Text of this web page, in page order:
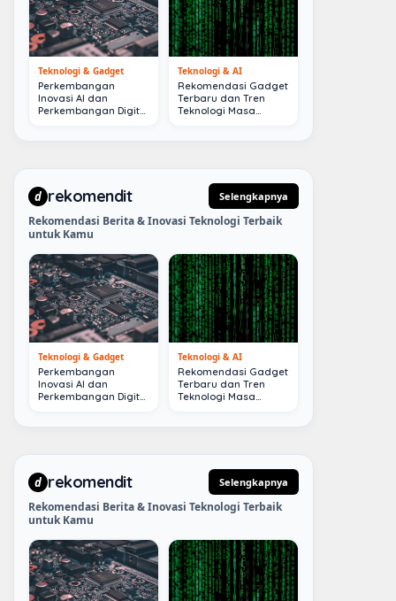
Teknologi & Gadget
Perkembangan
Inovasi AI dan
Perkembangan Digital
Teknologi & AI
Rekomendasi Gadget
Terbaru dan Tren
Teknologi Masa
d rekomendit Selengkapnya
Rekomendasi Berita & Inovasi Teknologi Terbaik
untuk Kamu
Teknologi & Gadget
Perkembangan
Inovasi AI dan
Perkembangan Digital
Teknologi & AI
Rekomendasi Gadget
Terbaru dan Tren
Teknologi Masa
d rekomendit Selengkapnya
Rekomendasi Berita & Inovasi Teknologi Terbaik
untuk Kamu